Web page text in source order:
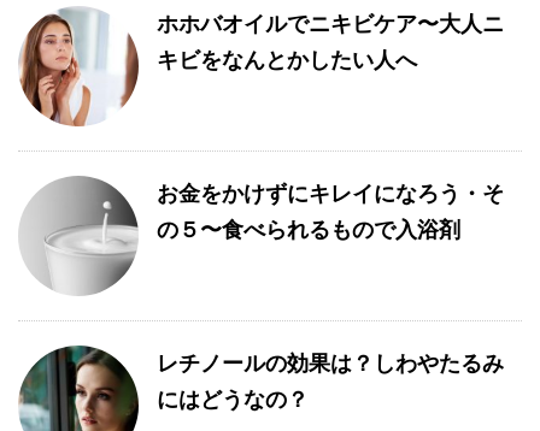
ホホバオイルでニキビケア〜大人ニ
キビをなんとかしたい人へ
お金をかけずにキレイになろう・そ
の５〜食べられるもので入浴剤
レチノールの効果は？しわやたるみ
にはどうなの？